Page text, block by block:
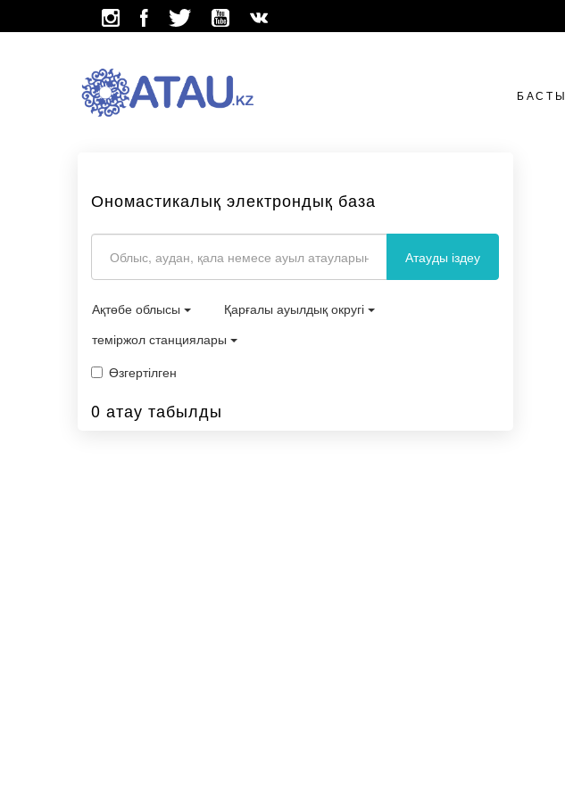
БАСТЫ
Ономастикалық электрондық база
Атауды іздеу
Ақтөбе облысы
Қарғалы ауылдық округі
теміржол станциялары
Өзгертілген
0 атау табылды